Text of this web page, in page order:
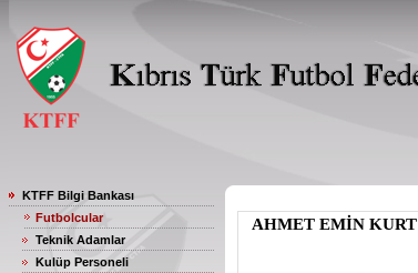
KTFF Bilgi Bankası
Futbolcular
Teknik Adamlar
Kulüp Personeli
AHMET EMİN KURT